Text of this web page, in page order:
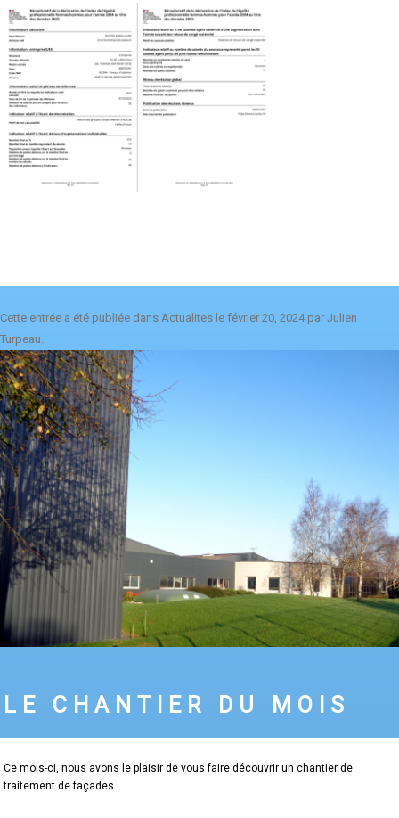
Cette entrée a été publiée dans Actualites le février 20, 2024 par Julien
Turpeau
LE CHANTIER DU MOIS
Ce mois-ci, nous avons le plaisir de vous faire découvrir un chantier de
traitement de façades